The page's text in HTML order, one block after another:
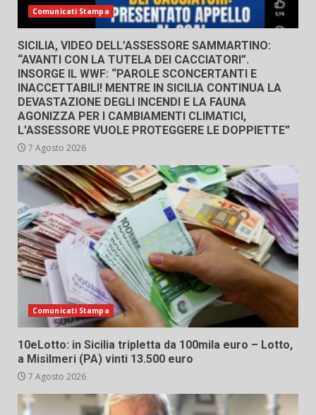
Comunicati Stampa
SICILIA, VIDEO DELL’ASSESSORE SAMMARTINO:
“AVANTI CON LA TUTELA DEI CACCIATORI”.
INSORGE IL WWF: “PAROLE SCONCERTANTI E
INACCETTABILI! MENTRE IN SICILIA CONTINUA LA
DEVASTAZIONE DEGLI INCENDI E LA FAUNA
AGONIZZA PER I CAMBIAMENTI CLIMATICI,
L’ASSESSORE VUOLE PROTEGGERE LE DOPPIETTE”
7 Agosto 2026
Comunicati Stampa
10eLotto: in Sicilia tripletta da 100mila euro – Lotto,
a Misilmeri (PA) vinti 13.500 euro
7 Agosto 2026